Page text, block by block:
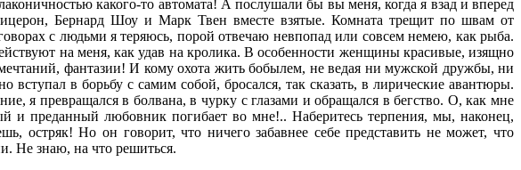
какого-то автомата! А послушали бы вы меня, когда я взад и вперед
Бернард Шоу и Марк Твен вместе взятые. Комната трещит по швам от
с людьми я теряюсь, порой отвечаю невпопад или совсем немею, как рыба.
на меня, как удав на кролика. В особенности женщины красивые, изящно
фантазии! И ко­му охота жить бобылем, не ведая ни мужской дружбы, ни
в борьбу с самим собой, бросался, так сказать, в лирические авантюры.
я превращался в болвана, в чурку с глазами и обращался в бегство. О, как мне
пре­данный любовник погибает во мне!.. Наберитесь терпения, мы, наконец,
остряк! Но он говорит, что ничего забавнее се­бе представить не может, что
Не знаю, на что ре­шиться.